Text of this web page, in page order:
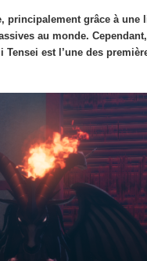
principalement grâce à une
au monde.
est l’une des